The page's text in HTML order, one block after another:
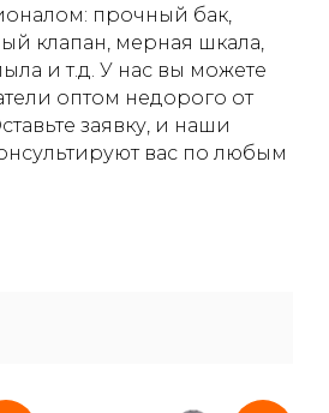
прочный бак,
клапан, мерная шкала,
и т.д. У нас вы можете
оптом недорого от
заявку, и наши
вас по любым